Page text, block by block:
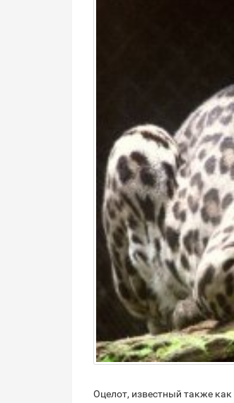
Оцелот, известный также